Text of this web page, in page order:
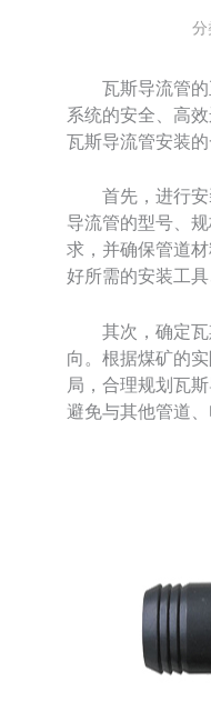
分
瓦斯导流管的
系统的安全、高
瓦斯导流管安装
首先，进行安
导流管的型号、
求，并确保管道
好所需的安装工具
其次，确定瓦
向。根据煤矿的
局，合理规划瓦
避免与其他管道